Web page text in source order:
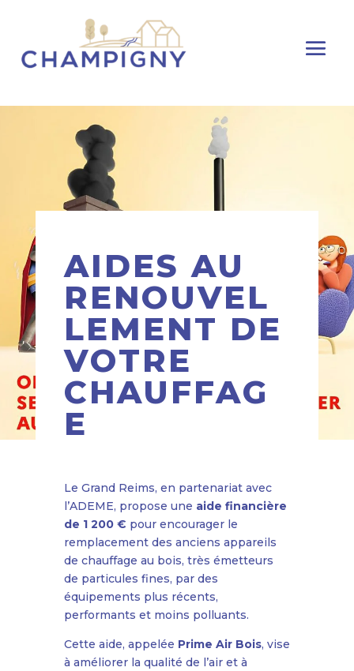
AIDES AU
RENOUVEL
LEMENT DE
VOTRE
CHAUFFAG
E
Le Grand Reims, en partenariat avec
l’ADEME, propose une aide financière
de 1 200 € pour encourager le
remplacement des anciens appareils
de chauffage au bois, très émetteurs
de particules fines, par des
équipements plus récents,
performants et moins polluants.
Cette aide, appelée Prime Air Bois, vise
à améliorer la qualité de l’air et à